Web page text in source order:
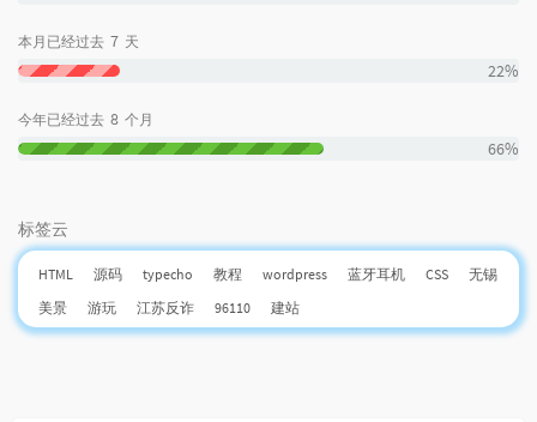
本月已经过去 7 天
22%
今年已经过去 8 个月
66%
标签云
HTML 源码 typecho 教程 wordpress 蓝牙耳机 CSS
无锡
美景
游玩 江苏反诈 96110 建站